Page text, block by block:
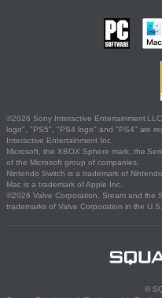
©2026 Sony Interactive Entertainment
logo", "PS5", "PS4 logo" and "PS4" are
Interactive Entertainment Inc.
Microsoft, the XBOX Sphere mark, the
of the Microsoft group of companies.
Nintendo Switch is a trademark of Nintendo.
Mac is a trademark of Apple Inc.
©2026 Valve Corporation. Steam and the
trademarks of Valve Corporation in the
©